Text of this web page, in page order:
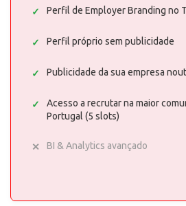
Perfil de Employer Branding no
Perfil próprio sem publicidade
Publicidade da sua empresa
Acesso a recrutar na maior
Portugal (5 slots)
BI & Analytics avançado